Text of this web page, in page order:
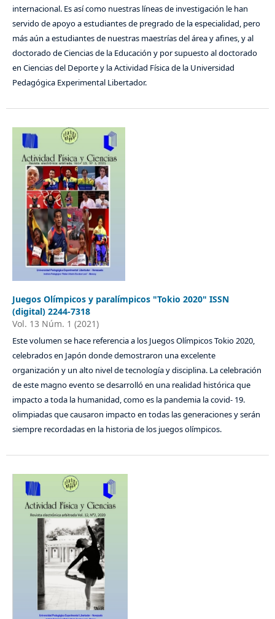
internacional. Es así como nuestras líneas de investigación le han
servido de apoyo a estudiantes de pregrado de la especialidad, pero
más aún a estudiantes de nuestras maestrías del área y afines, y al
doctorado de Ciencias de la Educación y por supuesto al doctorado
en Ciencias del Deporte y la Actividad Física de la Universidad
Pedagógica Experimental Libertador.
Juegos Olímpicos y paralímpicos "Tokio 2020" ISSN
(digital) 2244-7318
Vol. 13 Núm. 1 (2021)
Este volumen se hace referencia a los Juegos Olímpicos Tokio 2020,
celebrados en Japón donde demostraron una excelente
organización y un alto nivel de tecnología y disciplina. La celebración
de este magno evento se desarrolló en una realidad histórica que
impacto a toda la humanidad, como es la pandemia la covid- 19.
olimpiadas que causaron impacto en todas las generaciones y serán
siempre recordadas en la historia de los juegos olímpicos.